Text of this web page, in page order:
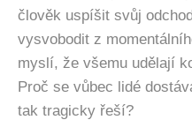
člověk uspíšit svůj
vysvobodit z
myslí, že všemu udělají
Proč se vůbec lidé
tak tragicky řeší?